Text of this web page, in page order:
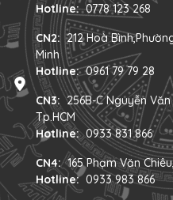
Hotline: 0778 123 268
CN2: 212 Hoà
Minh
Hotline: 0961 79 79 28
CN3: 256B-C Nguyễn
Tp.HCM
Hotline: 0933 831 866
CN4: 165 Phạm Văn
Hotline: 0933 983 866